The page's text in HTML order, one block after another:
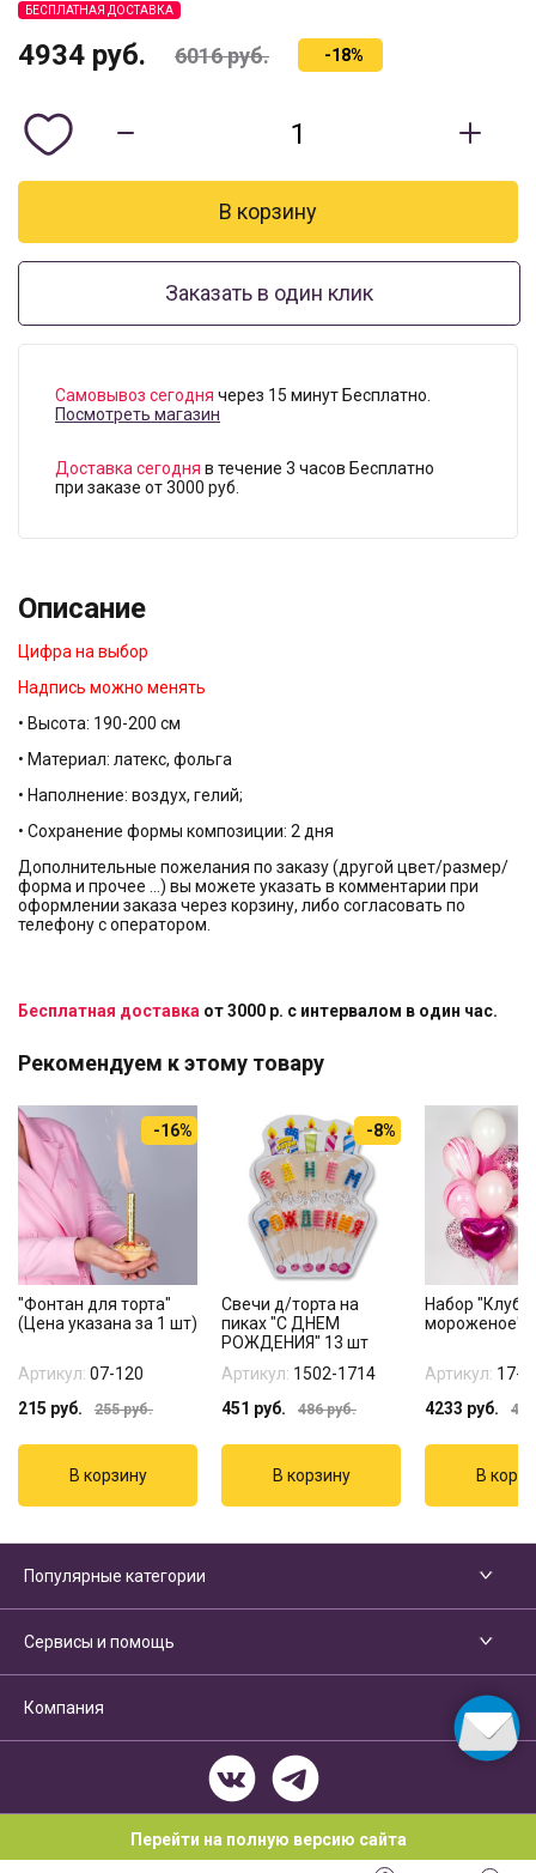
БЕСПЛАТНАЯ ДОСТАВКА
4934 руб. 6016руб. -18%
Заказать в один клик
Самовывоз сегодня через 15 минут Бесплатно.
Посмотреть магазин
Доставка сегодня в течение 3 часов Бесплатно
при заказе от 3000 руб.
Описание
Цифра на выбор
Надпись можно менять
• Высота: 190-200 см
• Материал: латекс, фольга
• Наполнение: воздух, гелий;
• Сохранение формы композиции: 2 дня
Дополнительные пожелания по заказу (другой цвет/размер/
форма и прочее …) вы можете указать в комментарии при
оформлении заказа через корзину, либо согласовать по
телефону с оператором.
Бесплатная доставка от 3000 р. с интервалом в один час.
Рекомендуем к этому товару
-16%
"Фонтан для торта"
(Цена указана за 1 шт)
Артикул: 07-120
215 руб. 255руб.
-8%
Свечи д/торта на
пиках "С ДНЕМ
РОЖДЕНИЯ" 13 шт
Артикул: 1502-1714
451 руб. 486руб.
Набор
мороженое"
Артикул: 17-
4233 руб.
Популярные категории
Сервисы и помощь
Компания
Перейти на полную версию сайта